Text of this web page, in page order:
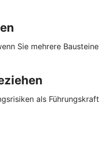
Sie mehrere Bausteine
als Führungskraft